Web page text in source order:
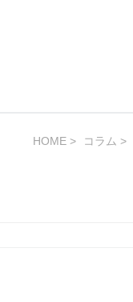
HOME コラム